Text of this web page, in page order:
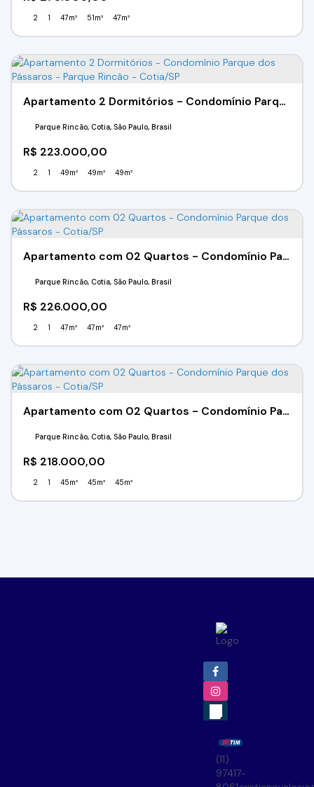
2 1 47m² 51m² 47m²
Apartamento 2 Dormitórios - Condomínio Parque dos Pássaros - Parque Rincão - Cotia/SP
R$ 223.000,00
Parque Rincão, Cotia, São Paulo, Brasil
2 1 49m² 49m² 49m²
Apartamento com 02 Quartos - Condomínio Parque dos Pássaros - Cotia/SP
R$ 226.000,00
Parque Rincão, Cotia, São Paulo, Brasil
2 1 47m² 47m² 47m²
Apartamento com 02 Quartos - Condomínio Parque dos Pássaros - Cotia/SP
R$ 218.000,00
Parque Rincão, Cotia, São Paulo, Brasil
2 1 45m² 45m² 45m²
(11)
97417-